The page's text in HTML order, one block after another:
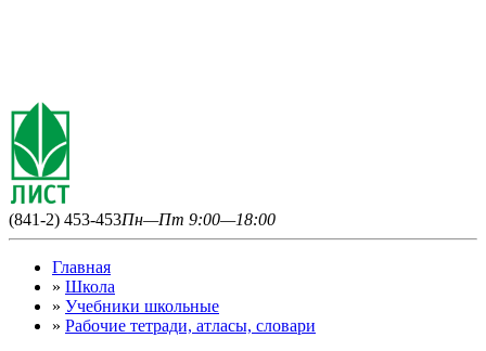
(841-2) 453-453Пн—Пт 9:00—18:00
Главная
» Школа
» Учебники школьные
» Рабочие тетради, атласы, словари